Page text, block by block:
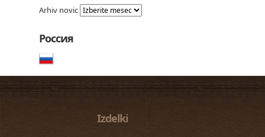
Arhiv novic
Россия
Izdelki